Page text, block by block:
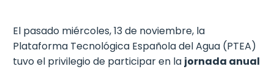
El pasado miércoles, 13 de noviembre, la
Plataforma Tecnológica Española del Agua (PTEA)
tuvo el privilegio de participar en la jornada anual